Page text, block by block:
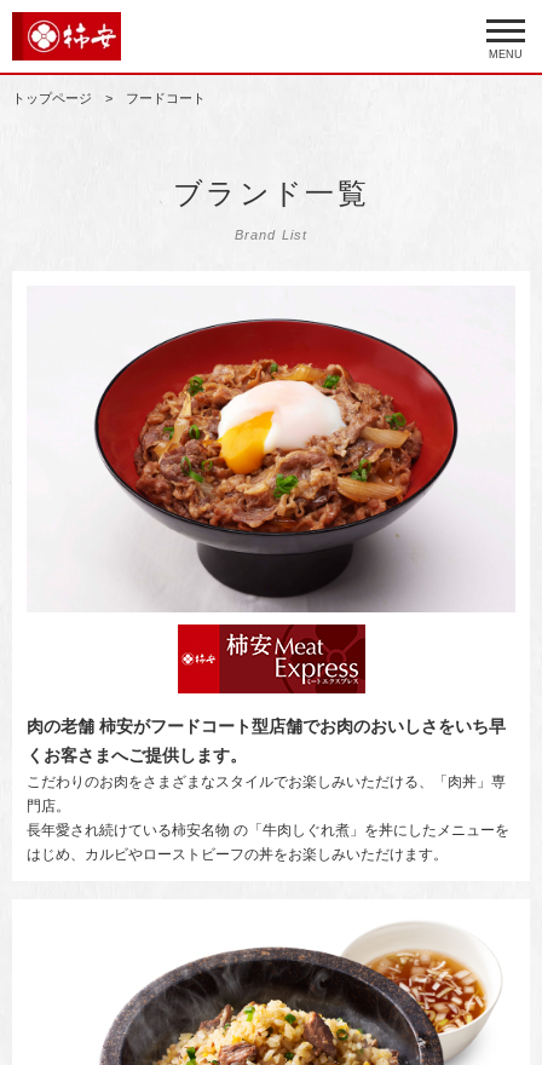
MENU
トップページ フードコート
ブランド一覧
Brand List
肉の老舗 柿安がフードコート型店舗でお肉のおいしさをいち早
くお客さまへご提供します。
こだわりのお肉をさまざまなスタイルでお楽しみいただける、「肉丼」専
門店。
長年愛され続けている柿安名物 の「牛肉しぐれ煮」を丼にしたメニューを
はじめ、カルビやローストビーフの丼をお楽しみいただけます。